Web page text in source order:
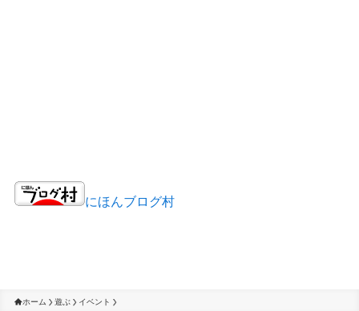
にほんブログ村
ホーム 遊ぶ イベント